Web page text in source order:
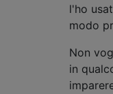
l'ho
modo
Non
in